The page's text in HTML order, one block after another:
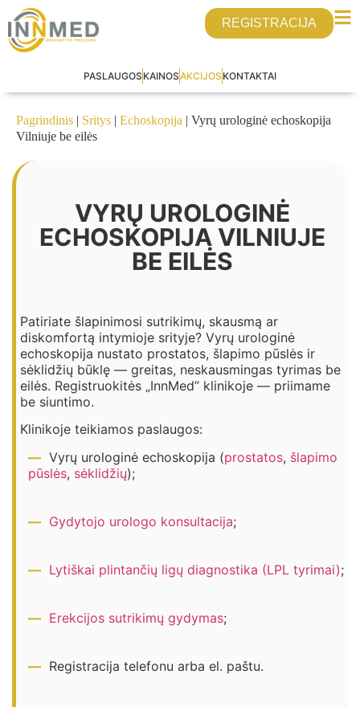
REGISTRACIJA
PASLAUGOS KAINOSAKCIJOS KONTAKTAI
Pagrindinis | Sritys | Echoskopija | Vyrų urologinė echoskopija
Vilniuje be eilės
VYRŲ UROLOGINĖ
ECHOSKOPIJA VILNIUJE
BE EILĖS
Patiriate šlapinimosi sutrikimų, skausmą ar
diskomfortą intymioje srityje? Vyrų urologinė
echoskopija nustato prostatos, šlapimo pūslės ir
sėklidžių būklę — greitas, neskausmingas tyrimas be
eilės. Registruokitės „InnMed” klinikoje — priimame
be siuntimo.
Klinikoje teikiamos paslaugos:
Vyrų urologinė echoskopija (prostatos, šlapimo
pūslės, sėklidžių);
Gydytojo urologo konsultacija;
Lytiškai plintančių ligų diagnostika (LPL tyrimai);
Erekcijos sutrikimų gydymas;
Registracija telefonu arba el. paštu.